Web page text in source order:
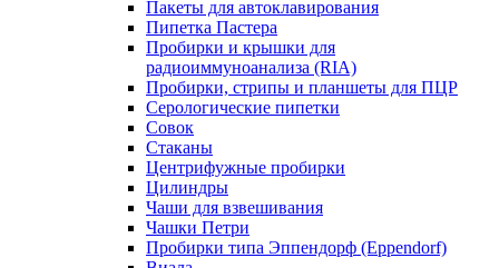
Пакеты для автоклавирования
Пипетка Пастера
Пробирки и крышки для
радиоиммуноанализа (RIA)
Пробирки, стрипы и планшеты для ПЦР
Серологические пипетки
Совок
Стаканы
Центрифужные пробирки
Цилиндры
Чаши для взвешивания
Чашки Петри
Пробирки типа Эппендорф (Eppendorf)